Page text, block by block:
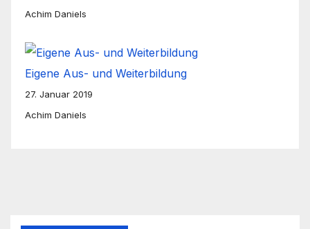
Achim Daniels
Eigene Aus- und Weiterbildung
27. Januar 2019
Achim Daniels